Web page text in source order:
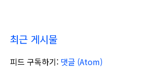
최근 게시물
피드 구독하기: 댓글 (Atom)